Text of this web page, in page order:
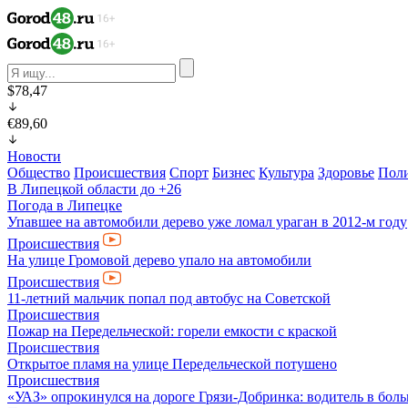
$78,47
€89,60
Новости
Общество Происшествия Спорт Бизнес Культура Здоровье
В Липецкой области до +26
Погода в Липецке
Упавшее на автомобили дерево уже ломал ураган в 2012-м году
Происшествия
На улице Громовой дерево упало на автомобили
Происшествия
11-летний мальчик попал под автобус на Советcкой
Происшествия
Пожар на Передельческой: горели емкости с краской
Происшествия
Открытое пламя на улице Передельческой потушено
Происшествия
«УАЗ» опрокинулся на дороге Грязи-Добринка: водитель в